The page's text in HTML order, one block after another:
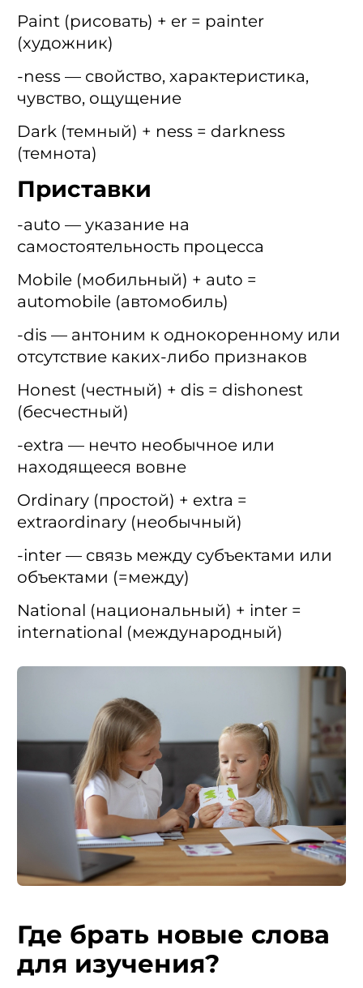
Paint (рисовать) + er = painter
(художник)
-ness — свойство, характеристика,
чувство, ощущение
Dark (темный) + ness = darkness
(темнота)
Приставки
-auto — указание на
самостоятельность процесса
Mobile (мобильный) + auto =
automobile (автомобиль)
-dis — антоним к однокоренному или
отсутствие каких-либо признаков
Honest (честный) + dis = dishonest
(бесчестный)
-extra — нечто необычное или
находящееся вовне
Ordinary (простой) + extra =
extraordinary (необычный)
-inter — связь между субъектами или
объектами (=между)
National (национальный) + inter =
international (международный)
Где брать новые слова
для изучения?